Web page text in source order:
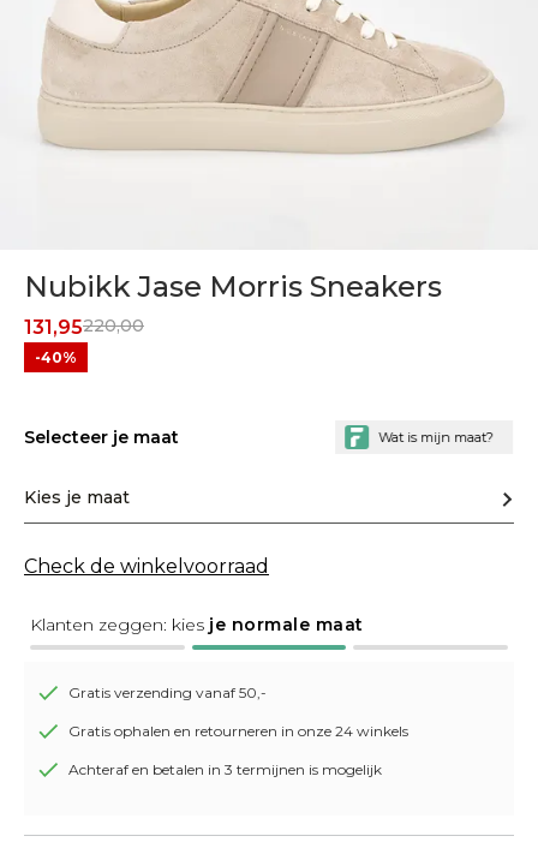
Nubikk Jase Morris Sneakers
220,00
131,95
-40%
Selecteer je maat
Kies je maat
Check de winkelvoorraad
Klanten zeggen: kies je normale maat
Gratis verzending vanaf 50,-
Gratis ophalen en retourneren in onze 24 winkels
Achteraf en betalen in 3 termijnen is mogelijk